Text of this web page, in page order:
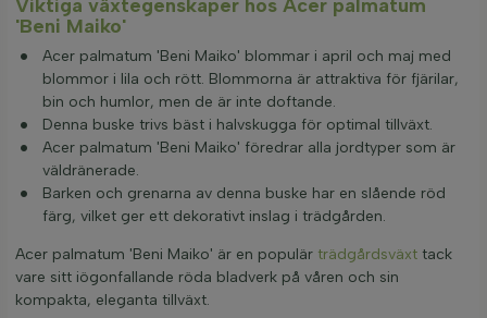
Viktiga växtegenskaper hos Acer palmatum
'Beni Maiko'
Acer palmatum 'Beni Maiko' blommar i april och maj med
blommor i lila och rött. Blommorna är attraktiva för fjärilar,
bin och humlor, men de är inte doftande.
Denna buske trivs bäst i halvskugga för optimal tillväxt.
Acer palmatum 'Beni Maiko' föredrar alla jordtyper som är
väldränerade.
Barken och grenarna av denna buske har en slående röd
färg, vilket ger ett dekorativt inslag i trädgården.
Acer palmatum 'Beni Maiko' är en populär trädgårdsväxt tack
vare sitt iögonfallande röda bladverk på våren och sin
kompakta, eleganta tillväxt.